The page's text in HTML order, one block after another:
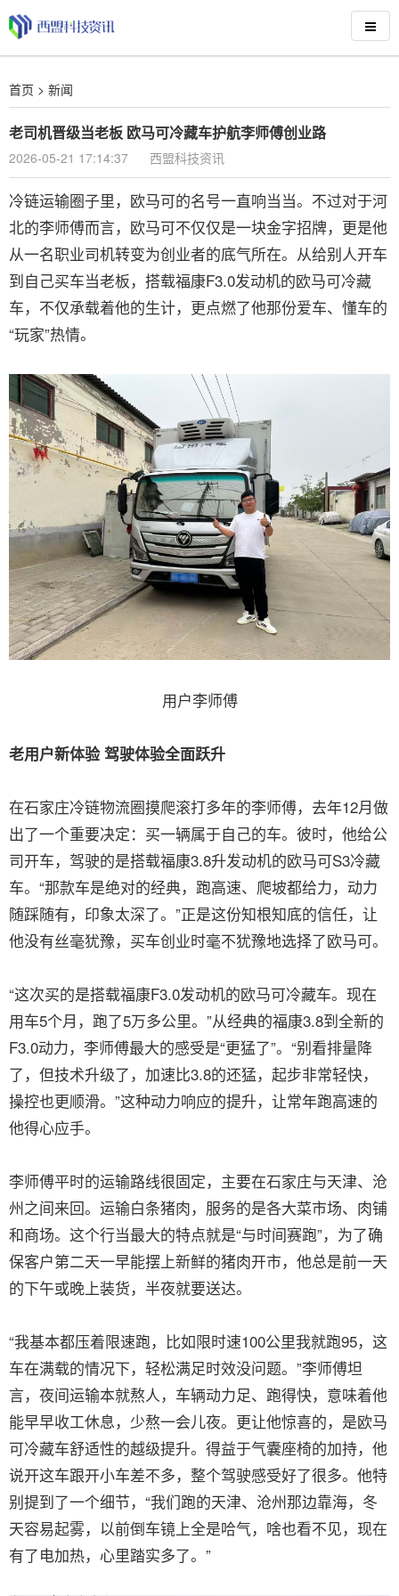
首页 > 新闻
老司机晋级当老板 欧马可冷藏车护航李师傅创业路
2026-05-21 17:14:37 西盟科技资讯
冷链运输圈子里，欧马可的名号一直响当当。不过对于河
北的李师傅而言，欧马可不仅仅是一块金字招牌，更是他
从一名职业司机转变为创业者的底气所在。从给别人开车
到自己买车当老板，搭载福康F3.0发动机的欧马可冷藏
车，不仅承载着他的生计，更点燃了他那份爱车、懂车的
“玩家”热情。
用户李师傅
老用户新体验 驾驶体验全面跃升
在石家庄冷链物流圈摸爬滚打多年的李师傅，去年12月做
出了一个重要决定：买一辆属于自己的车。彼时，他给公
司开车，驾驶的是搭载福康3.8升发动机的欧马可S3冷藏
车。“那款车是绝对的经典，跑高速、爬坡都给力，动力
随踩随有，印象太深了。”正是这份知根知底的信任，让
他没有丝毫犹豫，买车创业时毫不犹豫地选择了欧马可。
“这次买的是搭载福康F3.0发动机的欧马可冷藏车。现在
用车5个月，跑了5万多公里。”从经典的福康3.8到全新的
F3.0动力，李师傅最大的感受是“更猛了”。“别看排量降
了，但技术升级了，加速比3.8的还猛，起步非常轻快，
操控也更顺滑。”这种动力响应的提升，让常年跑高速的
他得心应手。
李师傅平时的运输路线很固定，主要在石家庄与天津、沧
州之间来回。运输白条猪肉，服务的是各大菜市场、肉铺
和商场。这个行当最大的特点就是“与时间赛跑”，为了确
保客户第二天一早能摆上新鲜的猪肉开市，他总是前一天
的下午或晚上装货，半夜就要送达。
“我基本都压着限速跑，比如限时速100公里我就跑95，这
车在满载的情况下，轻松满足时效没问题。”李师傅坦
言，夜间运输本就熬人，车辆动力足、跑得快，意味着他
能早早收工休息，少熬一会儿夜。更让他惊喜的，是欧马
可冷藏车舒适性的越级提升。得益于气囊座椅的加持，他
说开这车跟开小车差不多，整个驾驶感受好了很多。他特
别提到了一个细节，“我们跑的天津、沧州那边靠海，冬
天容易起雾，以前倒车镜上全是哈气，啥也看不见，现在
有了电加热，心里踏实多了。”